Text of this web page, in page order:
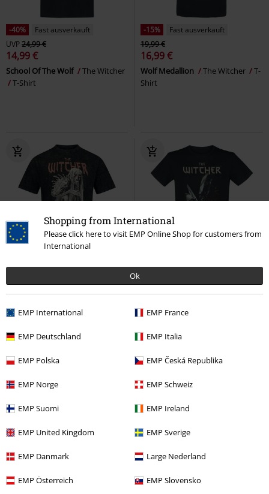
Shopping from International
Please click here to visit EMP Online Shop for customers from
International
Ok
EMP International EMP France
EMP Deutschland EMP Italia
EMP Polska EMP Česká Republika
EMP Norge EMP Schweiz
EMP Suomi EMP Ireland
EMP United Kingdom EMP Sverige
EMP Danmark Large Nederland
EMP Österreich EMP Slovensko
-40%
Fast ausverkauft
UVP24,99 €
14,99 €
School Of The Wolf
The Witcher
T-Shirt
-15%
Fast ausverkauft
19,99 €
16,99 €
Wolf Medallion The Witcher
T-
Shirt
19,99 €
Shirt
21,99 €
T-Shirt
The Witcher Merch
Willkommen in der Welt von The Witcher! Tauche ein in die
Kollektion an The Witcher Kleidung. Hier findest du alles, was du
Witcher zu vereinen.
Unsere The Witcher Kleidung ist mehr als nur ein Ausdruck deiner